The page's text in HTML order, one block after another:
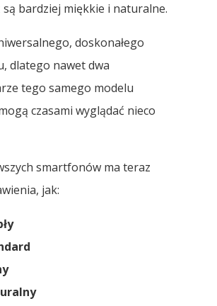
są bardziej miękkie i naturalne.
doskonałego
dlatego nawet dwa
tego samego modelu
czasami wyglądać nieco
smartfonów ma teraz
jak: